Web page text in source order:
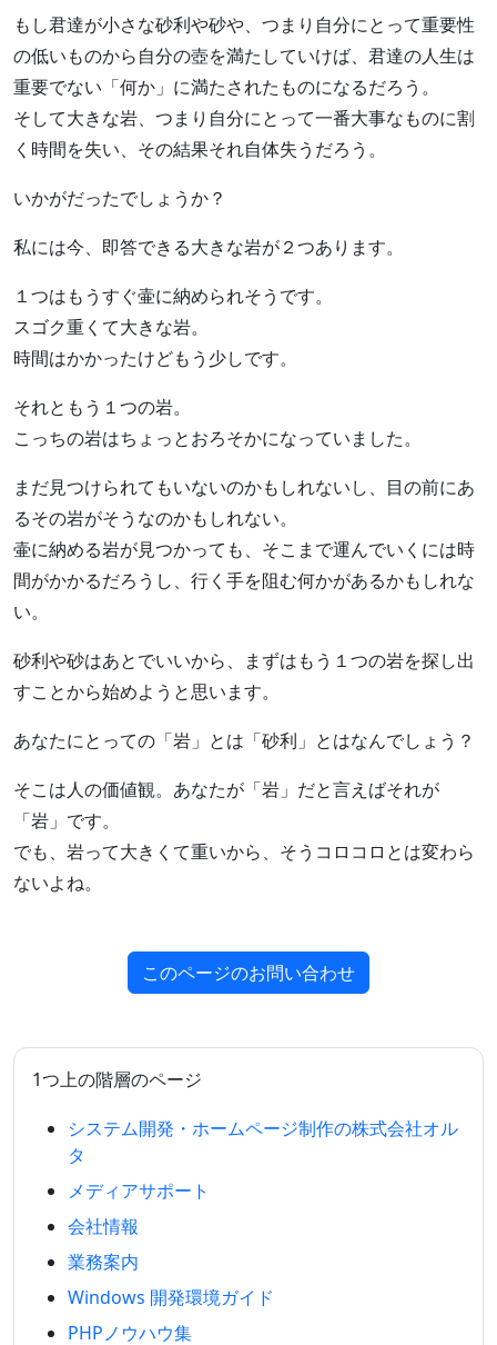
もし君達が小さな砂利や砂や、つまり自分にとって重要性
の低いものから自分の壺を満たしていけば、君達の人生は
重要でない「何か」に満たされたものになるだろう。
そして大きな岩、つまり自分にとって一番大事なものに割
く時間を失い、その結果それ自体失うだろう。
いかがだったでしょうか？
私には今、即答できる大きな岩が２つあります。
１つはもうすぐ壷に納められそうです。
スゴク重くて大きな岩。
時間はかかったけどもう少しです。
それともう１つの岩。
こっちの岩はちょっとおろそかになっていました。
まだ見つけられてもいないのかもしれないし、目の前にあ
るその岩がそうなのかもしれない。
壷に納める岩が見つかっても、そこまで運んでいくには時
間がかかるだろうし、行く手を阻む何かがあるかもしれな
い。
砂利や砂はあとでいいから、まずはもう１つの岩を探し出
すことから始めようと思います。
あなたにとっての「岩」とは「砂利」とはなんでしょう？
そこは人の価値観。あなたが「岩」だと言えばそれが
「岩」です。
でも、岩って大きくて重いから、そうコロコロとは変わら
ないよね。
このページのお問い合わせ
1つ上の階層のページ
システム開発・ホームページ制作の株式会社オル
タ
メディアサポート
会社情報
業務案内
Windows 開発環境ガイド
PHPノウハウ集